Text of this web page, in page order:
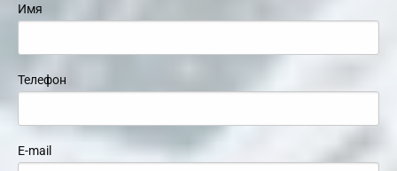
Имя
Телефон
E-mail